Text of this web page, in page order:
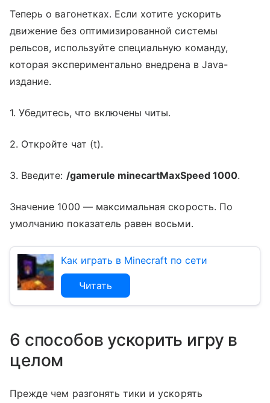
Теперь о вагонетках. Если хотите ускорить
движение без оптимизированной системы
рельсов, используйте специальную команду,
которая экспериментально внедрена в Java-
издание.
1. Убедитесь, что включены читы.
2. Откройте чат (t).
3. Введите: /gamerule minecartMaxSpeed 1000.
Значение 1000 — максимальная скорость. По
умолчанию показатель равен восьми.
Как играть в Minecraft по сети
Читать
6 способов ускорить игру в
целом
Прежде чем разгонять тики и ускорять